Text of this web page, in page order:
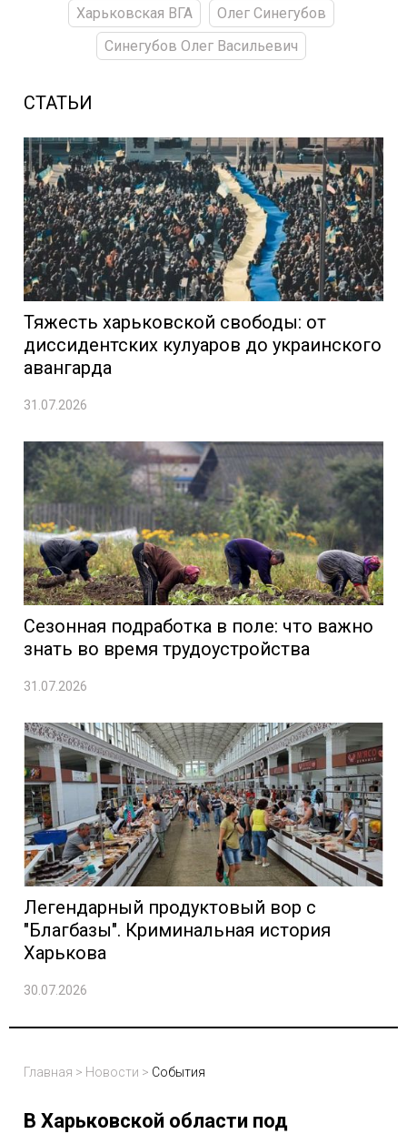
Харьковская ВГА
Олег Синегубов
Синегубов Олег Васильевич
СТАТЬИ
Тяжесть харьковской свободы: от
диссидентских кулуаров до украинского
авангарда
31.07.2026
Сезонная подработка в поле: что важно
знать во время трудоустройства
31.07.2026
Легендарный продуктовый вор с
"Благбазы". Криминальная история
Харькова
30.07.2026
Главная > Новости > События
В Харьковской области под